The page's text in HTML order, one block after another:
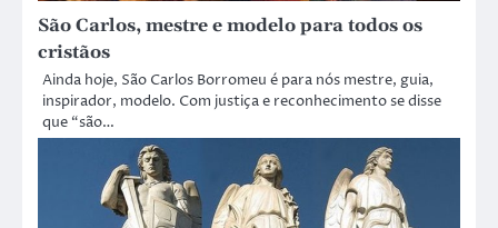
São Carlos, mestre e modelo para todos os
cristãos
Ainda hoje, São Carlos Borromeu é para nós mestre, guia,
inspirador, modelo. Com justiça e reconhecimento se disse
que “são…